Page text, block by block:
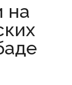
на